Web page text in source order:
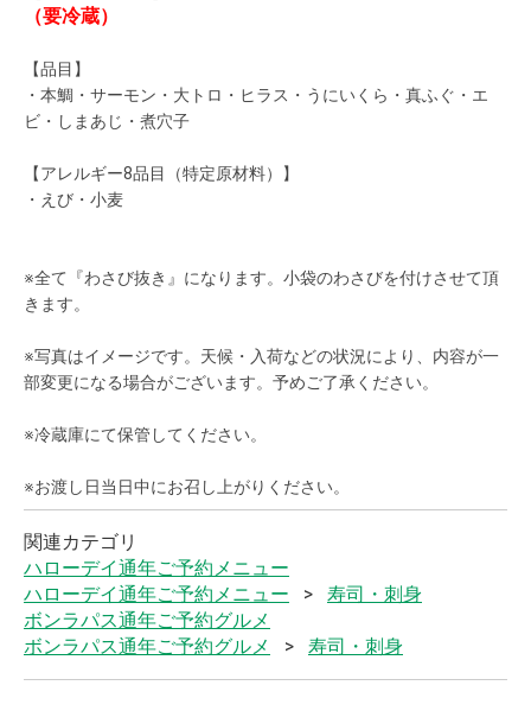
（要冷蔵）
【品目】
・本鯛・サーモン・大トロ・ヒラス・うにいくら・真ふぐ・エ
ビ・しまあじ・煮穴子
【アレルギー8品目（特定原材料）】
・えび・小麦
※全て『わさび抜き』になります。小袋のわさびを付けさせて頂
きます。
※写真はイメージです。天候・入荷などの状況により、内容が一
部変更になる場合がございます。予めご了承ください。
※冷蔵庫にて保管してください。
※お渡し日当日中にお召し上がりください。
関連カテゴリ
ハローデイ通年ご予約メニュー
ハローデイ通年ご予約メニュー
寿司・刺身
ボンラパス通年ご予約グルメ
ボンラパス通年ご予約グルメ
寿司・刺身